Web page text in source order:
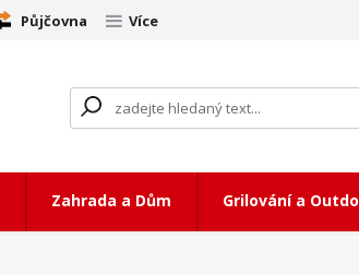
Půjčovna Více
Zahrada a Dům Grilování a